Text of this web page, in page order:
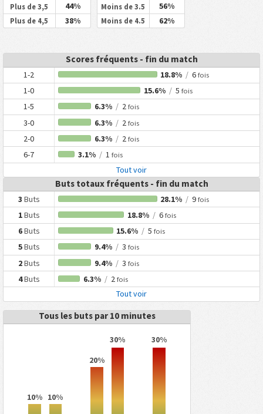
Plus de 3,5 44%
Plus de 4,5 38%
Moins de 3.5 56%
Moins de 4.5 62%
Scores fréquents - fin du match
1-2 18.8% / 6fois
1-0 15.6% / 5fois
1-5 6.3% /2 fois
3-0 6.3% /2 fois
2-0 6.3% /2 fois
6-7 3.1% /1 fois
Tout voir
Buts totaux fréquents - fin du match
3 Buts 28.1% / 9fois
1Buts 18.8% /6 fois
6Buts 15.6% / 5fois
5Buts 9.4% /3 fois
2Buts 9.4% /3 fois
4Buts 6.3% /2 fois
Tout voir
Tous les buts par 10 minutes
10% 10%
20%
30% 30%